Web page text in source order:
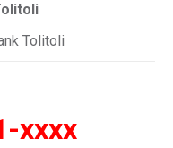
Tolitoli
xxxx